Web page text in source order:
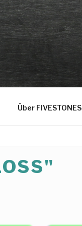
Über FIVESTONES